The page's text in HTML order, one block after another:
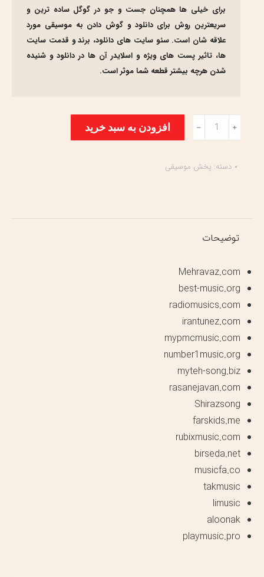
برای خیلی ها همچنان جست و جو در گوگل ساده ترین و
سریعترین روش برای دانلود و گوش دادن به موسیقی مورد
علاقه شان است. سئو سایت های دانلود، برند و قدمت سایت
ها، تاثیر پست های ویژه و اسلایدر آن ها در دانلود و شنیده
شدن هرچه بیشتر قطعه شما موثر است.
Bronze
﹣ ﹢ افزودن به سبد خرید
دسته: پخش موسیقی
توضیحات
Mehravaz.com
best-music.org
radiomusics.com
irantunez.com
mypmcmusic.com
number1music.org
myteh-song.biz
rasanejavan.com
Shirazsong
farskids.me
rubixmusic.com
birseda.net
musicfa.co
takmusic
limusic
aloonak
playmusic.pro